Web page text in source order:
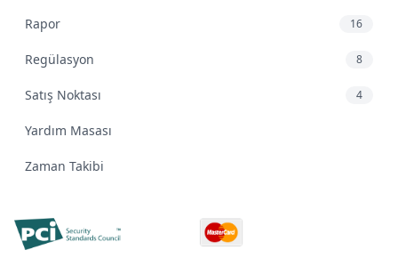
Rapor 16
Regülasyon 8
Satış Noktası 4
Yardım Masası
Zaman Takibi